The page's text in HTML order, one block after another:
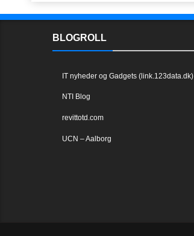
BLOGROLL
IT nyheder og Gadgets (link.123data.dk)
NTI Blog
revittotd.com
UCN – Aalborg